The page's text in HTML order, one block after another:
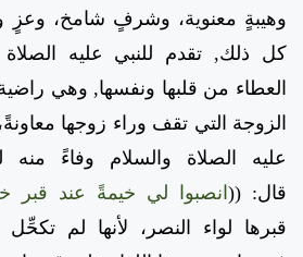
وهيبةٍ معنوية، وشرفٍ شامخ، وعزٍ
كل ذلك, تقدم للنبي عليه
العطاء من قلبها ونفسها, وهي
الزوجة التي تقف وراء زوجها
عليه الصلاة والسلام وفاءً منه
قال: ((انصبوا لي خيمةً عند قبر
قبرها لواء النصر، لأنها لم تكحِّل